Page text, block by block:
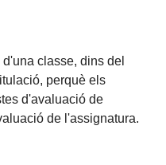
classe, dins del
perquè els
d'avaluació de
de l'assignatura.